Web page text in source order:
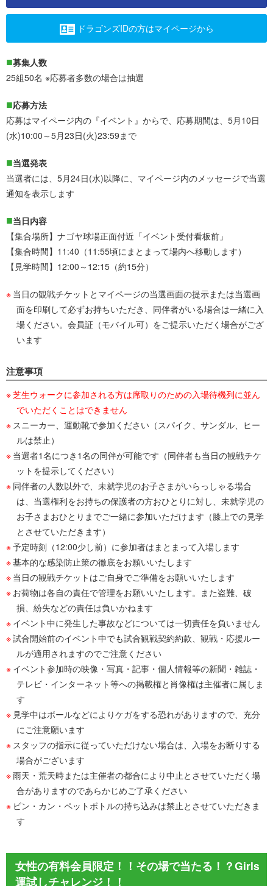
ドラゴンズIDの方はマイページから
募集人数
25組50名 ※応募者多数の場合は抽選
応募方法
応募はマイページ内の『イベント』からで、応募期間は、5月10日
(水)10:00～5月23日(火)23:59まで
当選発表
当選者には、5月24日(水)以降に、マイページ内のメッセージで当選
通知を表示します
当日内容
【集合場所】ナゴヤ球場正面付近「イベント受付看板前」
【集合時間】11:40（11:55頃にまとまって場内へ移動します）
【見学時間】12:00～12:15（約15分）
当日の観戦チケットとマイページの当選画面の提示または当選画
面を印刷して必ずお持ちいただき、同伴者がいる場合は一緒に入
場ください。会員証（モバイル可）をご提示いただく場合がござ
います
注意事項
芝生ウォークに参加される方は席取りのための入場待機列に並ん
でいただくことはできません
スニーカー、運動靴で参加ください（スパイク、サンダル、ヒー
ルは禁止）
当選者1名につき1名の同伴が可能です（同伴者も当日の観戦チケ
ットを提示してください）
同伴者の人数以外で、未就学児のお子さまがいらっしゃる場合
は、当選権利をお持ちの保護者の方おひとりに対し、未就学児の
お子さまおひとりまでご一緒に参加いただけます（膝上での見学
とさせていただきます）
予定時刻（12:00少し前）に参加者はまとまって入場します
基本的な感染防止策の徹底をお願いいたします
当日の観戦チケットはご自身でご準備をお願いいたします
お荷物は各自の責任で管理をお願いいたします。また盗難、破
損、紛失などの責任は負いかねます
イベント中に発生した事故などについては一切責任を負いません
試合開始前のイベント中でも試合観戦契約約款、観戦・応援ルー
ルが適用されますのでご注意ください
イベント参加時の映像・写真・記事・個人情報等の新聞・雑誌・
テレビ・インターネット等への掲載権と肖像権は主催者に属しま
す
見学中はボールなどによりケガをする恐れがありますので、充分
にご注意願います
スタッフの指示に従っていただけない場合は、入場をお断りする
場合がございます
雨天・荒天時または主催者の都合により中止とさせていただく場
合がありますのであらかじめご了承ください
ビン・カン・ペットボトルの持ち込みは禁止とさせていただきま
す
女性の有料会員限定！！その場で当たる！？Girls
運試しチャレンジ！！